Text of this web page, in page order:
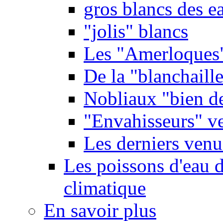
gros blancs des
"jolis" blancs
Les
De la
Nobliaux "bien
"Envahisseurs"
Les derniers
Les poissons d'eau
climatique
En savoir plus